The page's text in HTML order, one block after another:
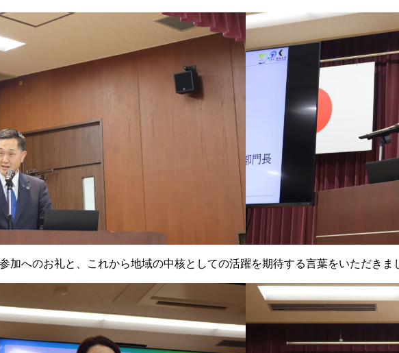
加へのお礼と、これから地域の中核としての活躍を期待する言葉をいただきま